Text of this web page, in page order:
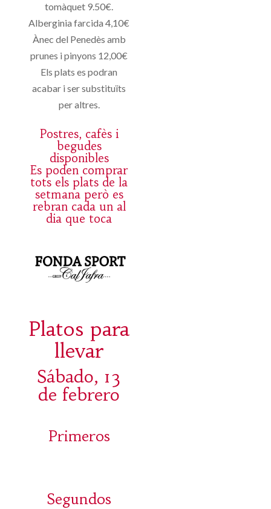
tomàquet 9.50€.
Alberginia farcida 4,10€
Ànec del Penedès amb
prunes i pinyons 12,00€
Els plats es podran
acabar i ser substituïts
per altres.
Postres, cafès i
begudes
disponibles
Es poden comprar
tots els plats de la
setmana però es
rebran cada un al
dia que toca
Platos para
llevar
Sábado, 13
de febrero
Primeros
Segundos